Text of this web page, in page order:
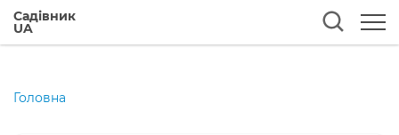
Садівник
UA
Головна